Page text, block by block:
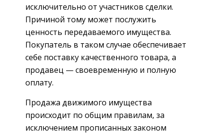
исключительно от участников сделки.
Причиной тому может послужить
ценность передаваемого имущества.
Покупатель в таком случае обеспечивает
себе поставку качественного товара, а
продавец — своевременную и полную
оплату.
Продажа движимого имущества
происходит по общим правилам, за
исключением прописанных законом